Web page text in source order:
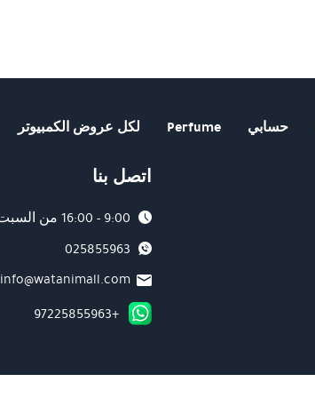
حسابي Perfume لكل عروض الكمبيوتر
اتصل بنا
9:00 - 16:00 من السبت للخميس
025855963
info@watanimall.com
+97225855963